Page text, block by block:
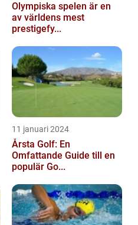
Olympiska spelen är en
av världens mest
prestigefy...
11 januari 2024
Årsta Golf: En
Omfattande Guide till en
populär Go...